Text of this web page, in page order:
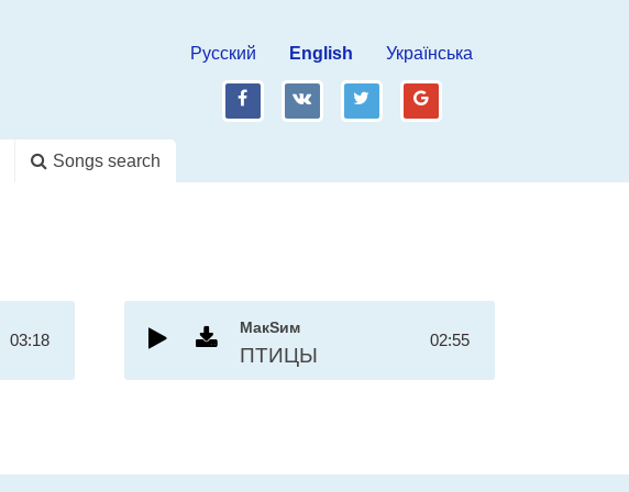
Русский English Українська
fb vk tw gp
Songs search
03:18
МакSим
ПТИЦЫ
02:55